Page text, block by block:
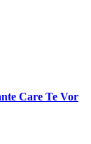
Care Te Vor